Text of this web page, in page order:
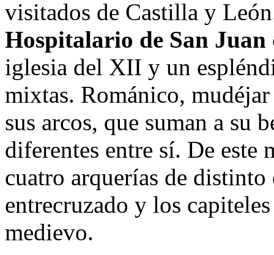
visitados de Castilla y
Hospitalario de San Juan
iglesia del XII y un
mixtas. Románico,
sus arcos, que suman a su
diferentes entre sí. De este
cuatro arquerías de
entrecruzado y los
medievo.